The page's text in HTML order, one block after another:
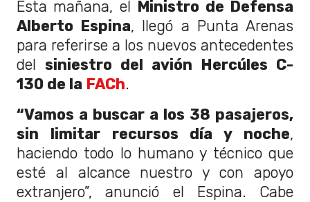
Esta mañana, el
Ministro de Defensa
Alberto Espina, llegó a Punta Arenas
para referirse a los nuevos antecedentes
del siniestro del avión Hercúles C-
130 de la FACh.
“Vamos a buscar a los 38 pasajeros,
sin limitar recursos día y noche,
haciendo todo lo humano y técnico que
esté al alcance nuestro y con apoyo
extranjero”, anunció el Espina. Cabe